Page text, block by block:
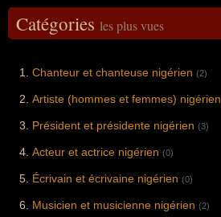
Catégories les plus vues
Chanteur et chanteuse nigérien (2)
Artiste (hommes et femmes) nigérien
Président et présidente nigérien (3)
Acteur et actrice nigérien (0)
Écrivain et écrivaine nigérien (0)
Musicien et musicienne nigérien (2)